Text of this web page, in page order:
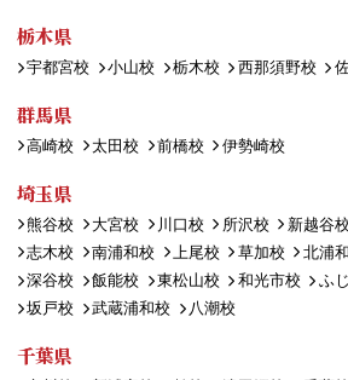
栃木県
宇都宮校 小山校 栃木校 西那須野校
群馬県
高崎校 太田校 前橋校 伊勢崎校
埼玉県
熊谷校 大宮校 川口校 所沢校 新越谷校
志木校
南浦和校 上尾校 草加校 北浦
深谷校
飯能校 東松山校 和光市校 ふ
坂戸校
武蔵浦和校 八潮校
千葉県